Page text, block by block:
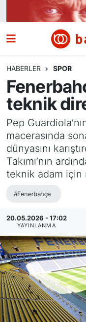
HABERLER SPOR
teknik
Pep
macerasında
dünyasını
Takımı’nın
teknik adam için
#Fenerbahçe
20.05.2026 - 17:02
YAYINLANMA
Siyaset
Ekonomi
Dünya
Kültür ve
Eğitim
Yazı Dizisi
Nöbetçi
Namaz
Trafik Durumu
Süper Lig
Tüm
Haber Arşivi